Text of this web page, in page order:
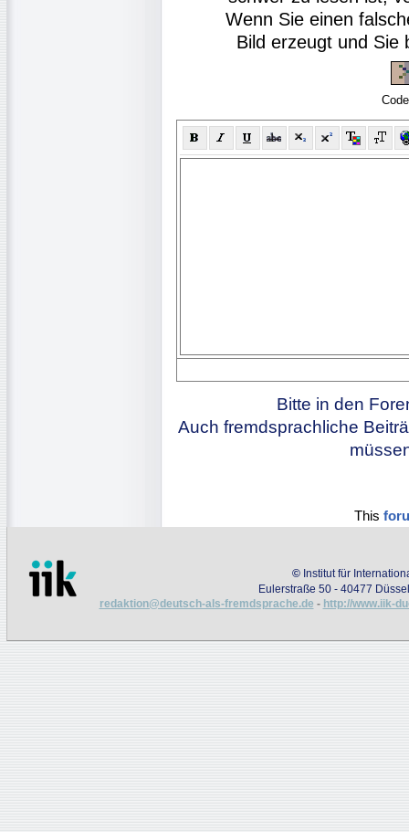
Wenn Sie einen
Bild erzeugt und Sie
Bitte in den
Auch fremdsprachliche
This
© Institut für
Eulerstraße 50 - 40477
redaktion@deutsch-als-fremdsprache.de - http://www.iik-